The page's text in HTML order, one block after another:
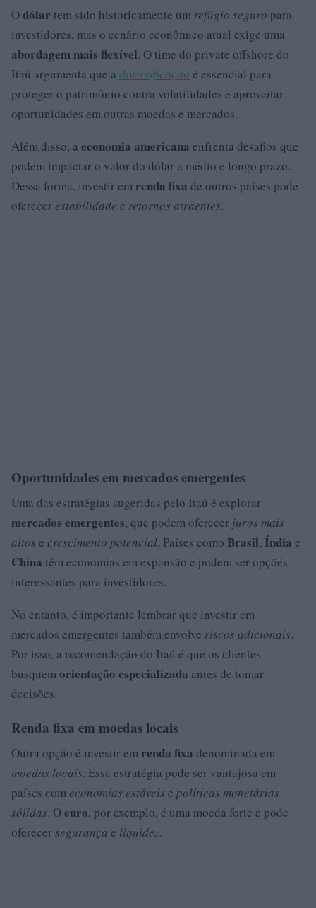
Odólar tem sido historicamente um refúgio seguro para
investidores, mas o cenário econômico atual exige uma
abordagem mais flexível. O time do private offshore do
Itaú argumenta que a diversificação é essencial para
proteger o patrimônio contra volatilidades e aproveitar
oportunidades em outras moedas e mercados.
Além disso, a economia americana enfrenta desafios que
podem impactar o valor do dólar a médio e longo prazo.
Dessa forma, investir em renda fixa de outros países pode
oferecerestabilidade e retornos atraentes.
Oportunidades em mercados emergentes
Uma das estratégias sugeridas pelo Itaú é explorar
mercados emergentes, que podem oferecer juros mais
altos e crescimento potencial. Países como Brasil, Índia e
China têm economias em expansão e podem ser opções
interessantes para investidores.
No entanto, é importante lembrar que investir em
mercados emergentes também envolve riscos adicionais.
Por isso, a recomendação do Itaú é que os clientes
busquemorientação especializada antes de tomar
decisões.
Renda fixa em moedas locais
Outra opção é investir em renda fixa denominada em
moedas locais. Essa estratégia pode ser vantajosa em
países comeconomias estáveis e políticas monetárias
sólidas. Oeuro, por exemplo, é uma moeda forte e pode
oferecersegurança e liquidez.